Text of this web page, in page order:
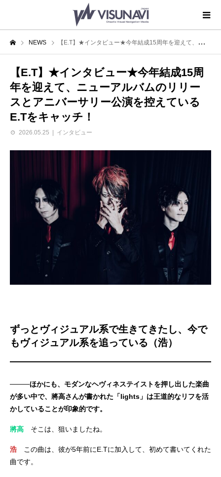
NEWS 【E.T】★インタビュー★今年結成15周年を迎えて、ニューアルバムのリリースとアニバーサリー公演を控えているE.Tをキャッチ！
【E.T】★インタビュー★今年結成15周
年を迎えて、ニューアルバムのリリー
スとアニバーサリー公演を控えている
E.Tをキャッチ！
2026.05.25 インタビュー
ずっとヴィジュアル系で生きてきたし、今で
もヴィジュアル系を追っている（浩）
────ほかにも、モダンなヘヴィネステイストを押し出した楽曲
が多い中で、將高さんが書かれた「lights」は王道的なリフを活
かしていることが印象的です。
將高 そこは、狙いましたね。
浩 この曲は、彼が5年前にE.Tに加入して、初めて書いてくれた
曲です。